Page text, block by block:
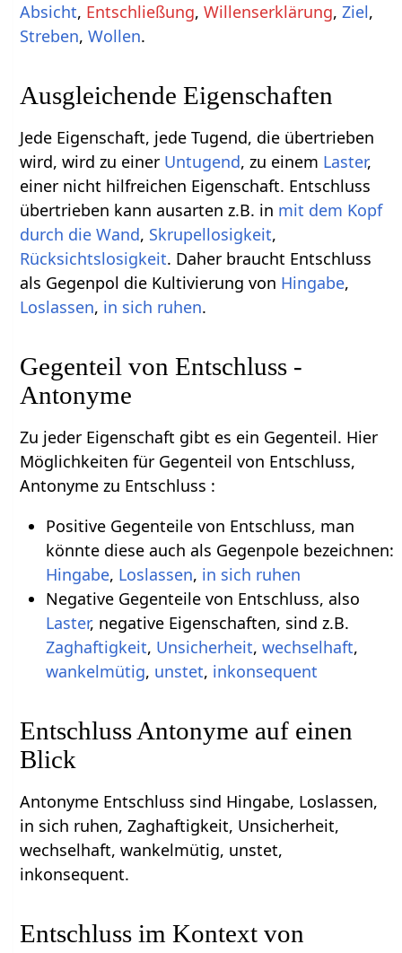
Absicht, Entschließung,Willenserklärung,Ziel,
Streben,Wollen.
Ausgleichende Eigenschaften
Jede Eigenschaft, jede Tugend, die übertrieben
wird, wird zu einer Untugend, zu einem Laster,
einer nicht hilfreichen Eigenschaft. Entschluss
übertrieben kann ausarten z.B. in mit dem Kopf
durch die Wand, Skrupellosigkeit,
Rücksichtslosigkeit. Daher braucht Entschluss
als Gegenpol die Kultivierung von Hingabe,
Loslassen, in sich ruhen.
Gegenteil von Entschluss -
Antonyme
Zu jeder Eigenschaft gibt es ein Gegenteil. Hier
Möglichkeiten für Gegenteil von Entschluss,
Antonyme zu Entschluss :
Positive Gegenteile von Entschluss, man
könnte diese auch als Gegenpole bezeichnen:
Hingabe, Loslassen, in sich ruhen
Negative Gegenteile von Entschluss, also
Laster, negative Eigenschaften, sind z.B.
Zaghaftigkeit, Unsicherheit, wechselhaft,
wankelmütig, unstet, inkonsequent
Entschluss Antonyme auf einen
Blick
Antonyme Entschluss sind Hingabe, Loslassen,
in sich ruhen, Zaghaftigkeit, Unsicherheit,
wechselhaft, wankelmütig, unstet,
inkonsequent.
Entschluss im Kontext von